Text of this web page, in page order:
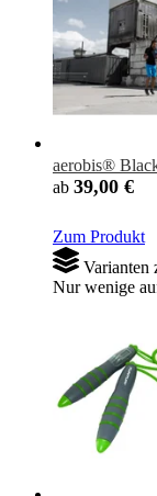
aerobis®
ab 39,00 €
Zum Produkt
Varianten
Nur wenige